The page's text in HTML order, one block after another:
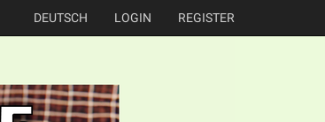
DEUTSCH LOGIN REGISTER